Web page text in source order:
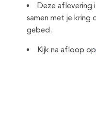
Deze aflevering
samen met je kring
gebed.
Kijk na afloop op